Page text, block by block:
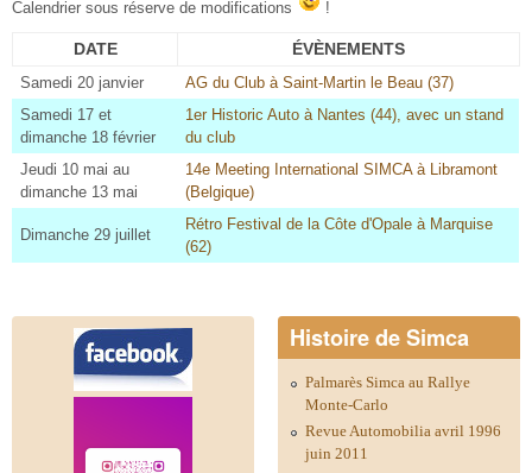
Calendrier sous réserve de modifications !
DATE ÉVÈNEMENTS
Samedi 20 janvier
AG du Club à Saint-Martin le Beau (37)
Samedi 17 et
dimanche 18 février
1er Historic Auto à Nantes (44), avec un stand
du club
Jeudi 10 mai au
dimanche 13 mai
14e Meeting International SIMCA à Libramont
(Belgique)
Dimanche 29 juillet
Rétro Festival de la Côte d'Opale à Marquise
(62)
Histoire de Simca
Palmarès Simca au Rallye
Monte-Carlo
Revue Automobilia avril 1996
juin 2011